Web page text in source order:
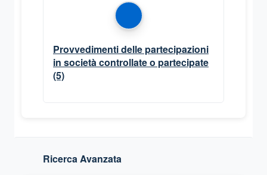
Provvedimenti delle partecipazioni
in società controllate o partecipate
(5)
Ricerca Avanzata